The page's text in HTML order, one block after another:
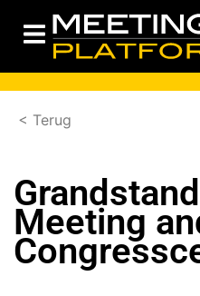
< Terug
Meeting